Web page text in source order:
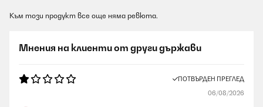
Към този продукт все още няма ревюта.
Мнения на клиенти от други държави
ПОТВЪРДЕН ПРЕГЛЕД
06/08/2026